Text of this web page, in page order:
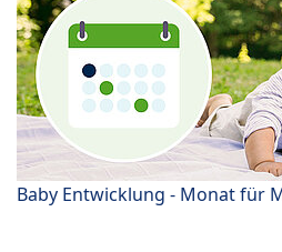
Baby Entwicklung - Monat für